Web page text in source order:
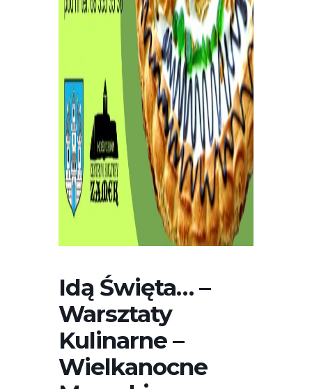
Idą Święta… –
Warsztaty
Kulinarne –
Wielkanocne